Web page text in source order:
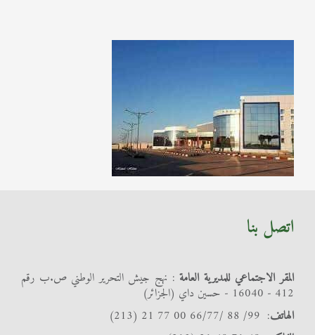
اتصل بنا
المقر الاجتماعي للمديرية العامة : نهج جيش التحرير الوطني ص.ب رقم
412 - 16040 - حسين داي (الجزائر)
الهاتف: 99/ 88 /66/77 00 77 21 (213)